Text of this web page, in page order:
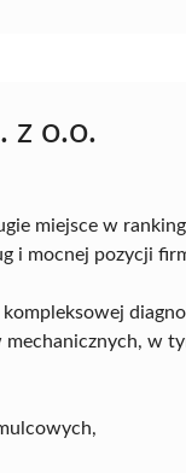
z o.o.
miejsce w
i mocnej pozycji
mechanicznych, w